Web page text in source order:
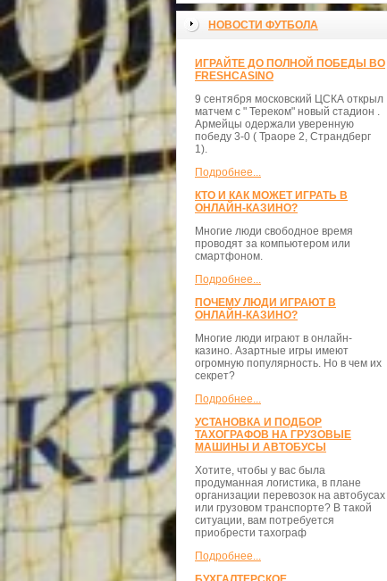
НОВОСТИ ФУТБОЛА
ИГРАЙТЕ ДО ПОЛНОЙ ПОБЕДЫ ВО
FRESHCASINO
9 сентября московский ЦСКА открыл
матчем с " Тереком" новый стадион .
Армейцы одержали уверенную
победу 3-0 ( Траоре 2, Страндберг
1).
Подробнее...
КТО И КАК МОЖЕТ ИГРАТЬ В
ОНЛАЙН-КАЗИНО?
Многие люди свободное время
проводят за компьютером или
смартфоном.
Подробнее...
ПОЧЕМУ ЛЮДИ ИГРАЮТ В
ОНЛАЙН-КАЗИНО?
Многие люди играют в онлайн-
казино. Азартные игры имеют
огромную популярность. Но в чем их
секрет?
Подробнее...
УСТАНОВКА И ПОДБОР
ТАХОГРАФОВ НА ГРУЗОВЫЕ
МАШИНЫ И АВТОБУСЫ
Хотите, чтобы у вас была
продуманная логистика, в плане
организации перевозок на автобусах
или грузовом транспорте? В такой
ситуации, вам потребуется
приобрести тахограф
Подробнее...